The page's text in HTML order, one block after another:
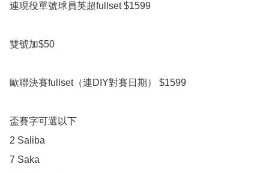
連現役單號球員英超fullset $1599
雙號加$50
歐聯決賽fullset（連DIY對賽日期） $1599
盃賽字可選以下
2 Saliba
7 Saka